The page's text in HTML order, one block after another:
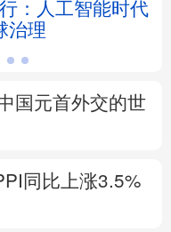
湖北
青海 宁夏
：人工智能时代
治理
国元首外交的世
同比上涨3.5%